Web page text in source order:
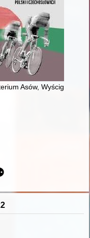
w okresie
Asów, Wyścig
: relikty